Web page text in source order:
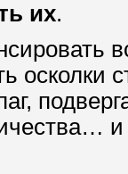
их.
осколки